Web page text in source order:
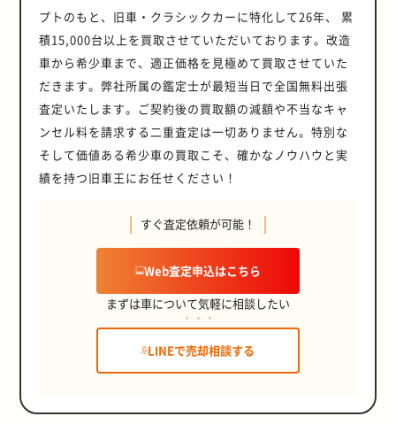
プトのもと、旧車・クラシックカーに特化して26年、 累
積15,000台以上を買取させていただいております。改造
車から希少車まで、適正価格を見極めて買取させていた
だきます。弊社所属の鑑定士が最短当日で全国無料出張
査定いたします。ご契約後の買取額の減額や不当なキャ
ンセル料を請求する二重査定は一切ありません。特別な
そして価値ある希少車の買取こそ、確かなノウハウと実
績を持つ旧車王にお任せください！
すぐ査定依頼が可能！
Web査定申込はこちら
まずは車について気軽に相談したい
LINEで売却相談する